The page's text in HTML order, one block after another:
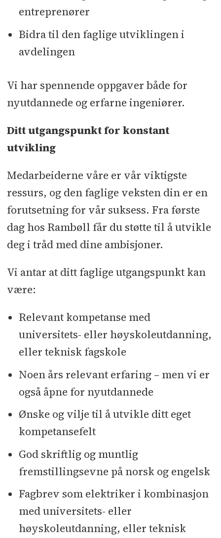
entreprenører
Bidra til den faglige utviklingen i
avdelingen
Vi har spennende oppgaver både for
nyutdannede og erfarne ingeniører.
Ditt utgangspunkt for konstant
utvikling
Medarbeiderne våre er vår viktigste
ressurs, og den faglige veksten din er en
forutsetning for vår suksess. Fra første
dag hos Rambøll får du støtte til å utvikle
deg i tråd med dine ambisjoner.
Vi antar at ditt faglige utgangspunkt kan
være:
Relevant kompetanse med
universitets- eller høyskoleutdanning,
eller teknisk fagskole
Noen års relevant erfaring – men vi er
også åpne for nyutdannede
Ønske og vilje til å utvikle ditt eget
kompetansefelt
God skriftlig og muntlig
fremstillingsevne på norsk og engelsk
Fagbrev som elektriker i kombinasjon
med universitets- eller
høyskoleutdanning, eller teknisk